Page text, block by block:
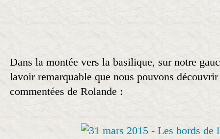
Dans la montée vers la basilique, sur notre
lavoir remarquable que nous pouvons
commentées de Rolande :